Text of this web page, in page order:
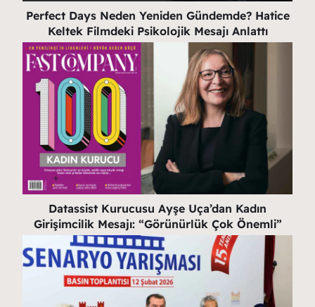
Perfect Days Neden Yeniden Gündemde? Hatice
Keltek Filmdeki Psikolojik Mesajı Anlattı
Datassist Kurucusu Ayşe Uça’dan Kadın
Girişimcilik Mesajı: “Görünürlük Çok Önemli”